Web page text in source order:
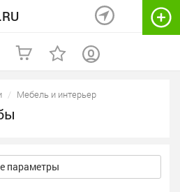
Мебель и интерьер
параметры